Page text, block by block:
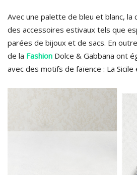
Avec une palette de bleu et blanc, la
des accessoires estivaux tels que
parées de bijoux et de sacs. En
de la Fashion Dolce & Gabbana ont
avec des motifs de faïence : La Sicile